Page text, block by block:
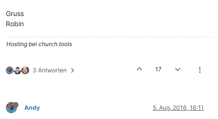
Gruss
Robin
Hosting bei church.tools
3 Antworten 17
Andy 5. Aug. 2016, 16:11